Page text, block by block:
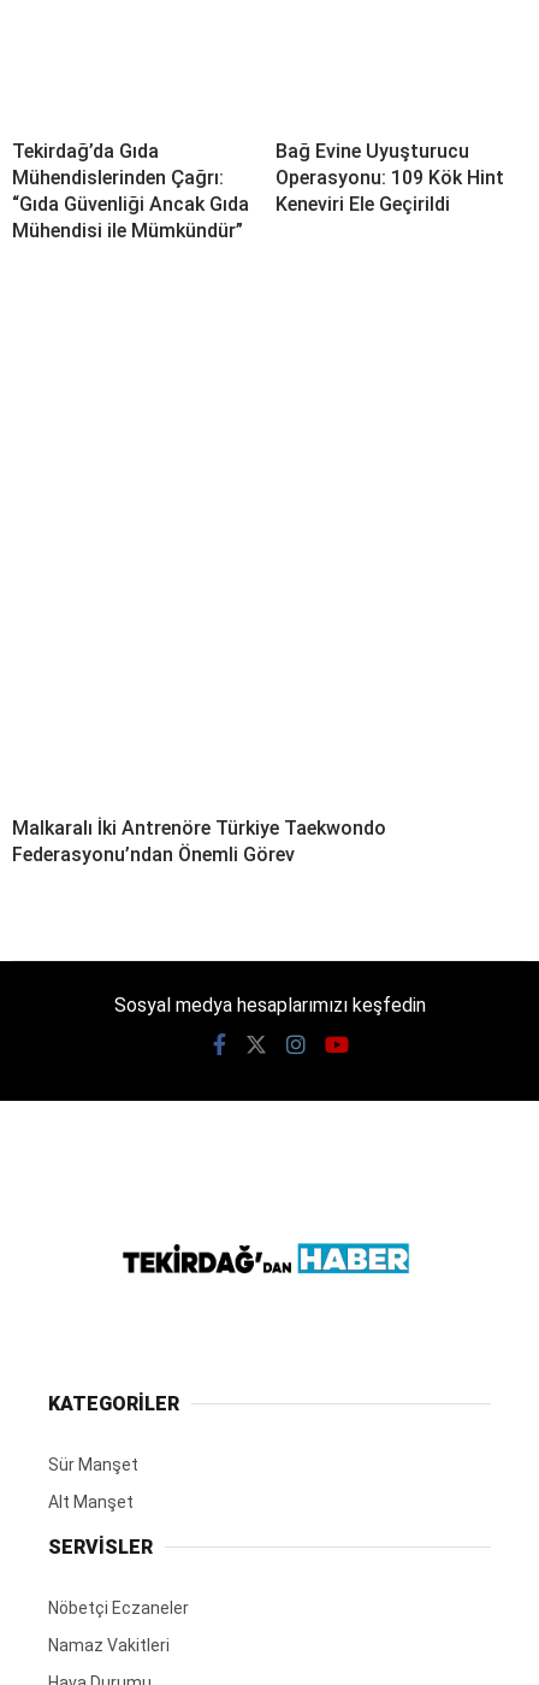
Tekirdağ’da Gıda
Mühendislerinden Çağrı:
“Gıda Güvenliği Ancak Gıda
Mühendisi ile Mümkündür”
Bağ Evine Uyuşturucu
Operasyonu: 109 Kök Hint
Keneviri Ele Geçirildi
Malkaralı İki Antrenöre Türkiye Taekwondo
Federasyonu’ndan Önemli Görev
Sosyal medya hesaplarımızı keşfedin
KATEGORİLER
Sür Manşet
Alt Manşet
SERVİSLER
Nöbetçi Eczaneler
Namaz Vakitleri